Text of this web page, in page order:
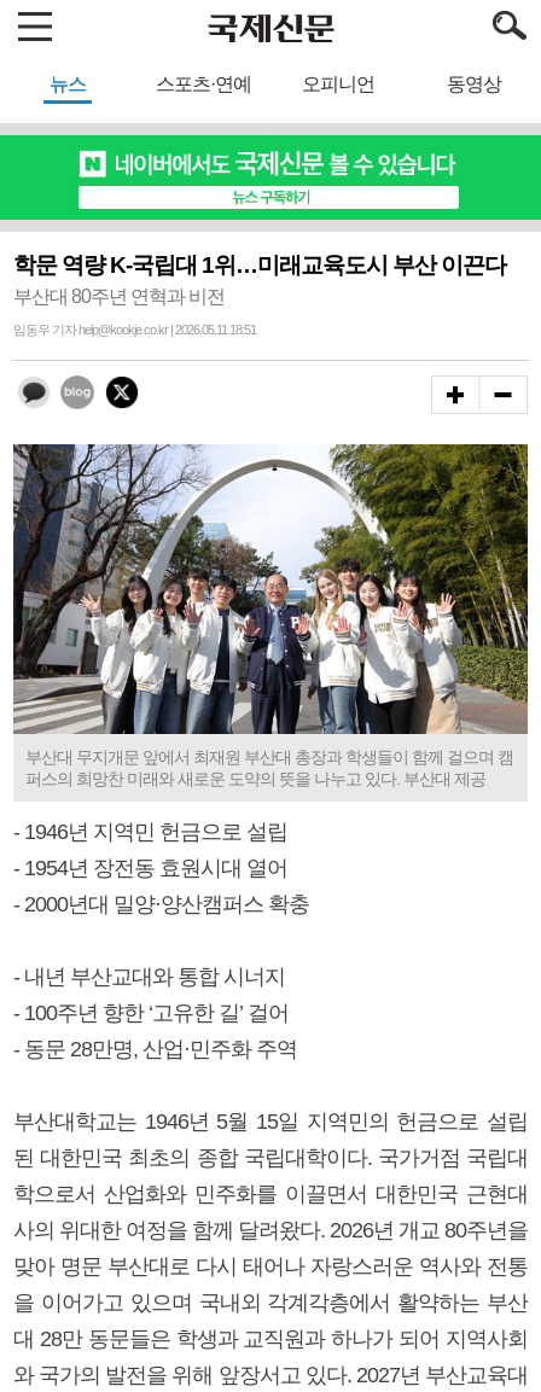
뉴스 스포츠·연예 오피니언 동영상
학문 역량 K-국립대 1위…미래교육도시 부산 이끈다
부산대 80주년 연혁과 비전
임동우 기자 help@kookje.co.kr | 2026.05.11 18:51
부산대 무지개문 앞에서 최재원 부산대 총장과 학생들이 함께 걸으며 캠
퍼스의 희망찬 미래와 새로운 도약의 뜻을 나누고 있다. 부산대 제공
- 1946년 지역민 헌금으로 설립
- 1954년 장전동 효원시대 열어
- 2000년대 밀양·양산캠퍼스 확충
- 내년 부산교대와 통합 시너지
- 100주년 향한 ‘고유한 길’ 걸어
- 동문 28만명, 산업·민주화 주역
부산대학교는 1946년 5월 15일 지역민의 헌금으로 설립
된 대한민국 최초의 종합 국립대학이다. 국가거점 국립대
학으로서 산업화와 민주화를 이끌면서 대한민국 근현대
사의 위대한 여정을 함께 달려왔다. 2026년 개교 80주년을
맞아 명문 부산대로 다시 태어나 자랑스러운 역사와 전통
을 이어가고 있으며 국내외 각계각층에서 활약하는 부산
대 28만 동문들은 학생과 교직원과 하나가 되어 지역사회
와 국가의 발전을 위해 앞장서고 있다. 2027년 부산교육대